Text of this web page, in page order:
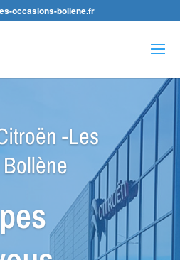
occasions-bollene.fr
-Les